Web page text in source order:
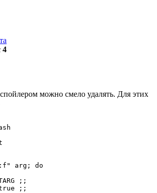
4
можно смело удалять. Для этих
arg; do
;;
;;